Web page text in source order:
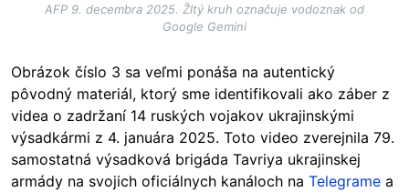
AFP 9. decembra 2025. Žltý kruh označuje vodoznak od
Google Gemini
Obrázok číslo 3 sa veľmi ponáša na autentický
pôvodný materiál, ktorý sme identifikovali ako záber z
videa o zadržaní 14 ruských vojakov ukrajinskými
výsadkármi z 4. januára 2025. Toto video zverejnila 79.
samostatná výsadková brigáda Tavriya ukrajinskej
armády na svojich oficiálnych kanáloch na Telegrame a